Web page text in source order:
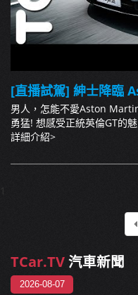
[直播試駕] 紳士降臨
男人，怎能不愛Aston
勇猛! 想感受正統英倫GT的
詳細介紹>
TCar.TV汽車新聞
2026-08-07